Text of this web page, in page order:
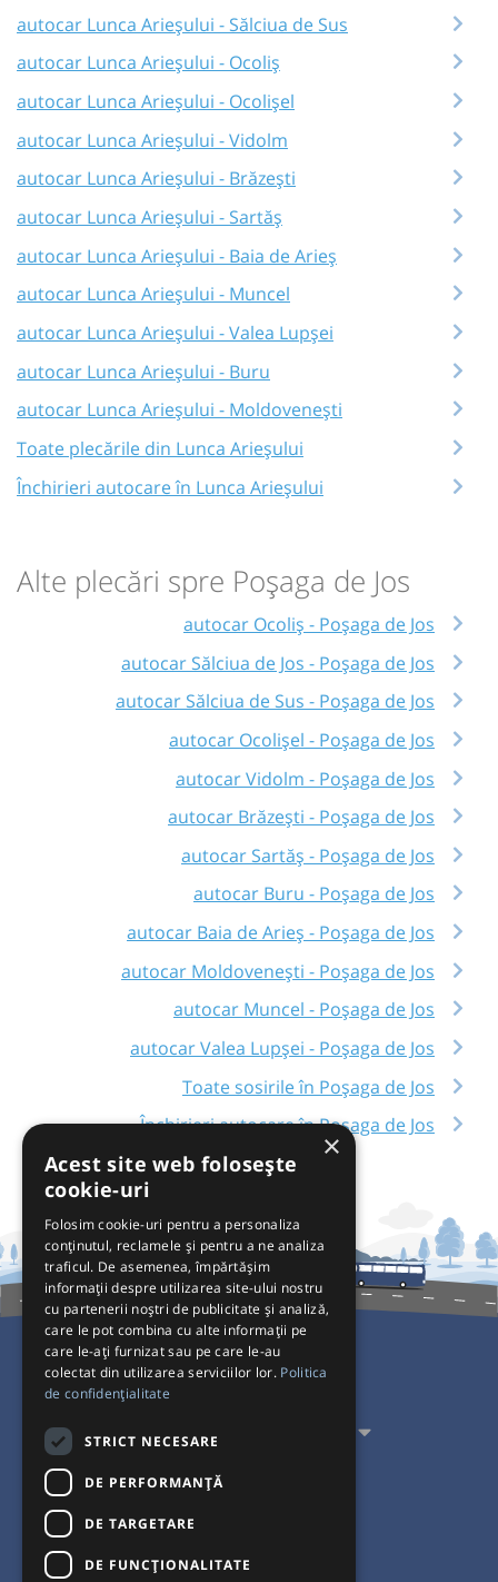
autocar Lunca Arieșului - Sălciua de Sus
autocar Lunca Arieșului - Ocoliș
autocar Lunca Arieșului - Ocolișel
autocar Lunca Arieșului - Vidolm
autocar Lunca Arieșului - Brăzești
autocar Lunca Arieșului - Sartăș
autocar Lunca Arieșului - Baia de Arieș
autocar Lunca Arieșului - Muncel
autocar Lunca Arieșului - Valea Lupșei
autocar Lunca Arieșului - Buru
autocar Lunca Arieșului - Moldovenești
Toate plecările din Lunca Arieșului
Închirieri autocare în Lunca Arieșului
Alte plecări spre Poșaga de Jos
autocar Ocoliș - Poșaga de Jos
autocar Sălciua de Jos - Poșaga de Jos
autocar Sălciua de Sus - Poșaga de Jos
autocar Ocolișel - Poșaga de Jos
autocar Vidolm - Poșaga de Jos
autocar Brăzești - Poșaga de Jos
autocar Sartăș - Poșaga de Jos
autocar Buru - Poșaga de Jos
autocar Baia de Arieș - Poșaga de Jos
autocar Moldovenești - Poșaga de Jos
autocar Muncel - Poșaga de Jos
autocar Valea Lupșei - Poșaga de Jos
Toate sosirile în Poșaga de Jos
Închirieri autocare în Poșaga de Jos
Pentru Călători
Pentru Transportatori
Interacționăm
Acceptăm plăți cu
×
Acest site web folosește
cookie-uri
Folosim cookie-uri pentru a personaliza
conținutul, reclamele și pentru a ne analiza
traficul. De asemenea, împărtășim
informații despre utilizarea site-ului nostru
cu partenerii noștri de publicitate și analiză,
care le pot combina cu alte informații pe
care le-ați furnizat sau pe care le-au
colectat din utilizarea serviciilor lor. Politica
de confidențialitate
STRICT NECESARE
DE PERFORMANȚĂ
DE TARGETARE
DE FUNCŢIONALITATE